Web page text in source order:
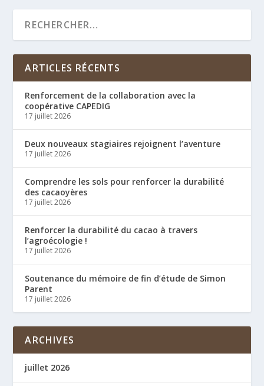
ARTICLES RÉCENTS
Renforcement de la collaboration avec la
coopérative CAPEDIG
17 juillet 2026
Deux nouveaux stagiaires rejoignent l’aventure
17 juillet 2026
Comprendre les sols pour renforcer la durabilité
des cacaoyères
17 juillet 2026
Renforcer la durabilité du cacao à travers
l’agroécologie !
17 juillet 2026
Soutenance du mémoire de fin d’étude de Simon
Parent
17 juillet 2026
ARCHIVES
juillet 2026